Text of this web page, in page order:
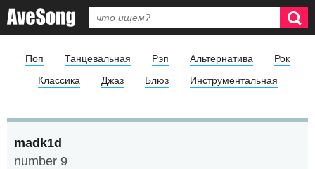
Поп Танцевальная Рэп Альтернатива
Рок
Классика
Джаз Блюз Инструментальная
madk1d
number 9